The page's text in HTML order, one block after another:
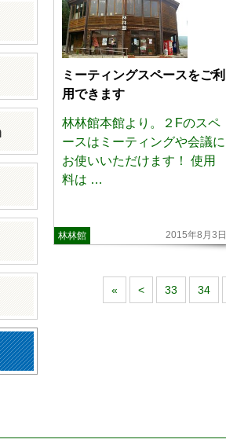
ミーティングスペースをご利
用できます
林林館本館より。２Fのスペ
ースはミーティングや会議に
お使いいただけます！ 使用
料は …
2015年8月3日
林林館
« < 33 34